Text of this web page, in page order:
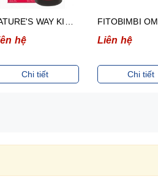
hệ
Chi tiết
Liên hệ
Chi tiết